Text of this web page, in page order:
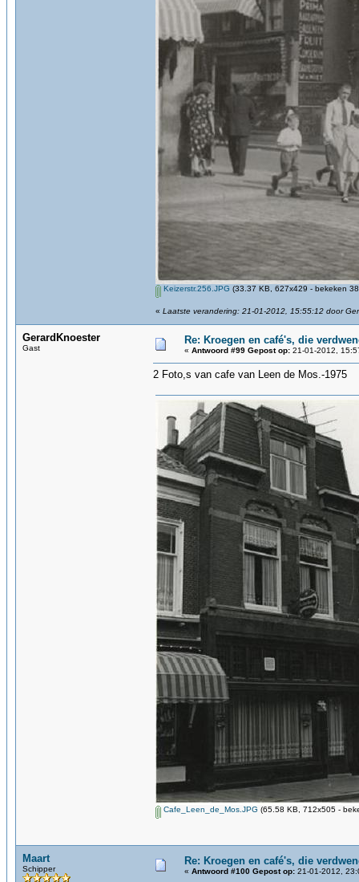
Keizerstr.256.JPG (33.37 KB, 627x429 - bekeken
« Laatste verandering: 21-01-2012, 15:55:12 door
GerardKnoester
Gast
Re: Kroegen en café's, die
« Antwoord #99 Gepost op: 21-01-2012,
2 Foto,s van cafe van Leen de Mos.-1975
Cafe_Leen_de_Mos.JPG (65.58 KB, 712x505 -
Maart
Schipper
Re: Kroegen en café's, die
« Antwoord #100 Gepost op: 21-01-2012,